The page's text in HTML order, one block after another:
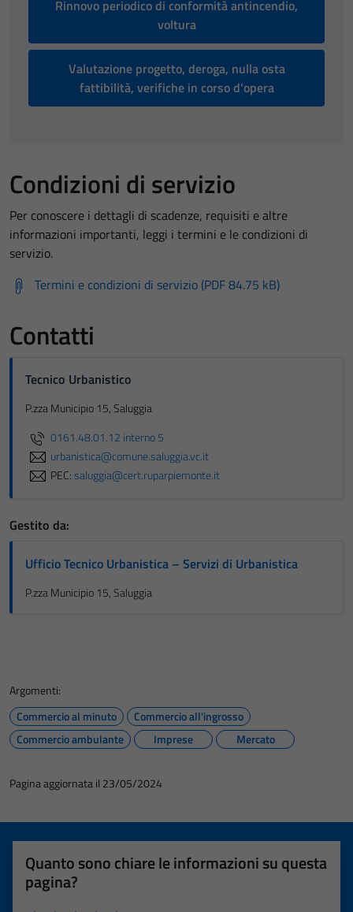
Rinnovo periodico di conformità antincendio,
voltura
Valutazione progetto, deroga, nulla osta
fattibilità, verifiche in corso d'opera
Condizioni di servizio
Per conoscere i dettagli di scadenze, requisiti e altre
informazioni importanti, leggi i termini e le condizioni di
servizio.
Termini e condizioni di servizio (PDF 84.75 kB)
Contatti
Tecnico Urbanistico
P.zza Municipio 15, Saluggia
0161.48.01.12 interno 5
urbanistica@comune.saluggia.vc.it
PEC:saluggia@cert.ruparpiemonte.it
Gestito da:
Ufficio Tecnico Urbanistica – Servizi di Urbanistica
P.zza Municipio 15, Saluggia
Argomenti:
Commercio al minuto
Commercio all'ingrosso
Commercio ambulante
Imprese Mercato
Pagina aggiornata il 23/05/2024
Quanto sono chiare le informazioni su questa
pagina?